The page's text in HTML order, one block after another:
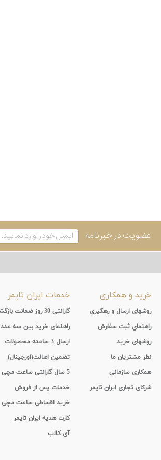
عضویت در خبرنامه
خرید و همکاری
روشهای ارسال و رهگیری
راهنماي ثبت سفارش
روشهای خرید
نظر مشتریان ما
همکاری سازمانی
شرکای تجاری ایران تایمر
خدمات ایران تایمر
گارانتی 30 روز ضمانت بازگشت
راهنمای خرید بین سه عدد
ارسال 3 ساعته محصولات
تضمین اصالت(اورجینال)
5 سال گارانتی ساعت مچی
خدمات پس از فروش
خرید اقساطی ساعت مچی
کارت هدیه ایران تایمر
آی-کلاب